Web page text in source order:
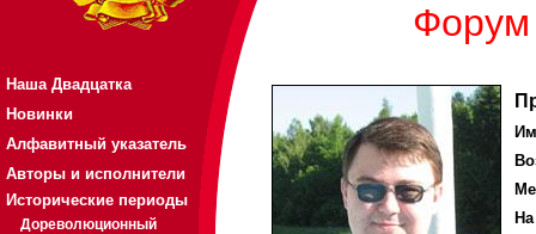
Наша Двадцатка
Новинки
Алфавитный указатель
Авторы и исполнители
Исторические периоды
Дореволюционный
Форум